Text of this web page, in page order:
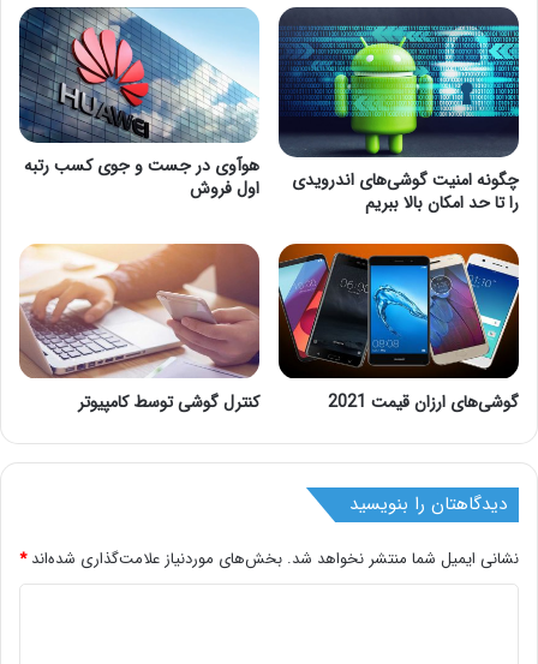
چگونه امنیت گوشی‌های اندرویدی
را تا حد امکان بالا ببریم
هوآوی در جست و جوی کسب رتبه
اول فروش
گوشی‌های ارزان قیمت 2021 کنترل گوشی توسط کامپیوتر
دیدگاهتان را بنویسید
نشانی ایمیل شما منتشر نخواهد شد. بخش‌های موردنیاز علامت‌گذاری شده‌اند*